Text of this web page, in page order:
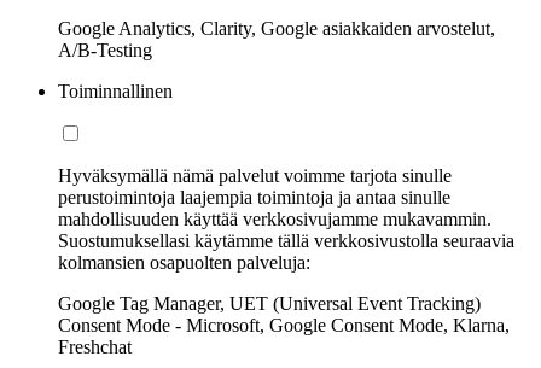
Google Analytics, Clarity, Google asiakkaiden arvostelut,
A/B-Testing
Toiminnallinen
Hyväksymällä nämä palvelut voimme tarjota sinulle
perustoimintoja laajempia toimintoja ja antaa sinulle
mahdollisuuden käyttää verkkosivujamme mukavammin.
Suostumuksellasi käytämme tällä verkkosivustolla seuraavia
kolmansien osapuolten palveluja:
Google Tag Manager, UET (Universal Event Tracking)
Consent Mode - Microsoft, Google Consent Mode, Klarna,
Freshchat